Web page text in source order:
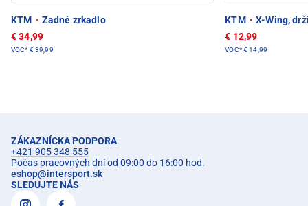
KTM · Zadné zrkadlo
€ 34,99
VOC* € 39,99
KTM · X-Wing,
€ 12,99
VOC*€ 14,99
ZÁKAZNÍCKA PODPORA
+421 905 348 555
Počas pracovných dní od 09:00 do 16:00 hod.
eshop@intersport.sk
SLEDUJTE NÁS